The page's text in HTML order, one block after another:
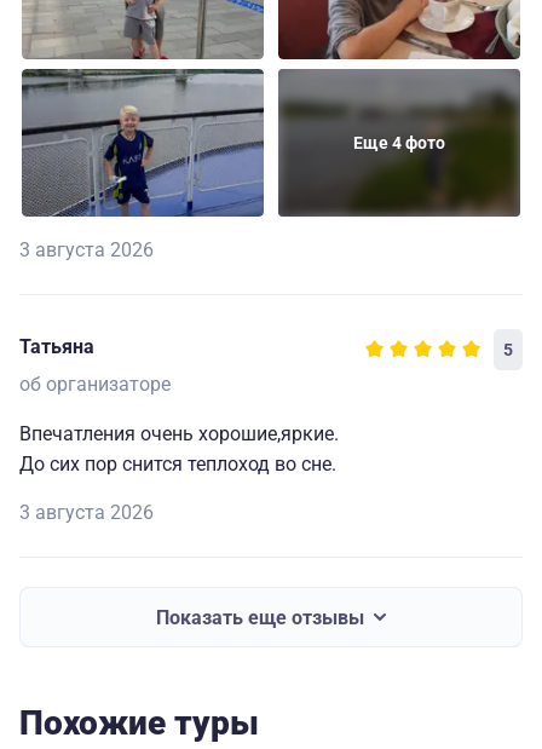
Еще 4 фото
3 августа 2026
Татьяна 5
об организаторе
Впечатления очень хорошие,яркие.
До сих пор снится теплоход во сне.
3 августа 2026
Показать еще отзывы
Похожие туры